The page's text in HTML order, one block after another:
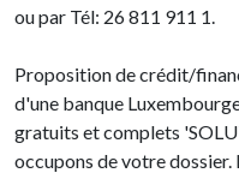
ou par Tél: 26 811 911 1.
Proposition de crédit/
d'une banque
gratuits et complets
occupons de votre dossier.